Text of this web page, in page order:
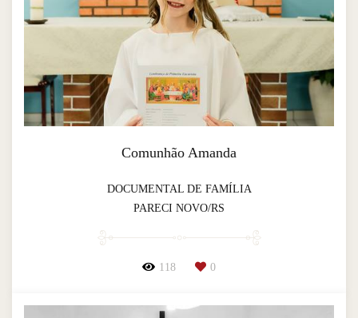
Comunhão Amanda
DOCUMENTAL DE FAMÍLIA
PARECI NOVO/RS
118 0